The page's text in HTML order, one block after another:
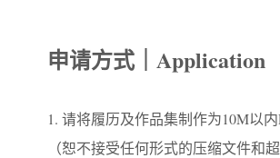
申请方式｜Application
1. 请将履历及作品集制作为10M以
（恕不接受任何形式的压缩文件和